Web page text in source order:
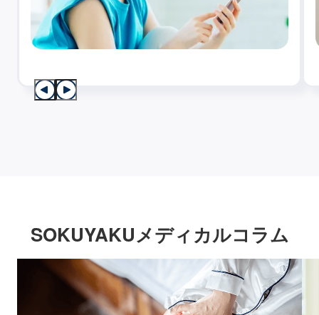
SOKUYAKUメディカルコラム